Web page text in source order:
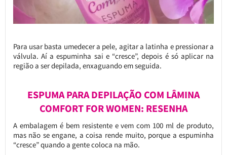
Para usar basta umedecer a pele, agitar a latinha e pressionar a
válvula. Aí a espuminha sai e “cresce”, depois é só aplicar na
região a ser depilada, enxaguando em seguida.
ESPUMA PARA DEPILAÇÃO COM LÂMINA
COMFORT FOR WOMEN: RESENHA
A embalagem é bem resistente e vem com 100 ml de produto,
mas não se engane, a coisa rende muito, porque a espuminha
“cresce” quando a gente coloca na mão.